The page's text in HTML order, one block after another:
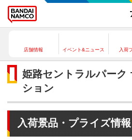
店舗情報 イベント&ニュース 入荷
姫路セントラルパーク
ション
入荷景品・プライズ情報